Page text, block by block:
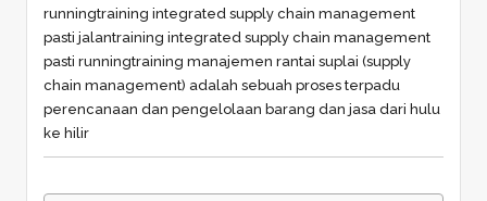
runningtraining integrated supply chain management
pasti jalantraining integrated supply chain management
pasti runningtraining manajemen rantai suplai (supply
chain management) adalah sebuah proses terpadu
perencanaan dan pengelolaan barang dan jasa dari hulu
ke hilir